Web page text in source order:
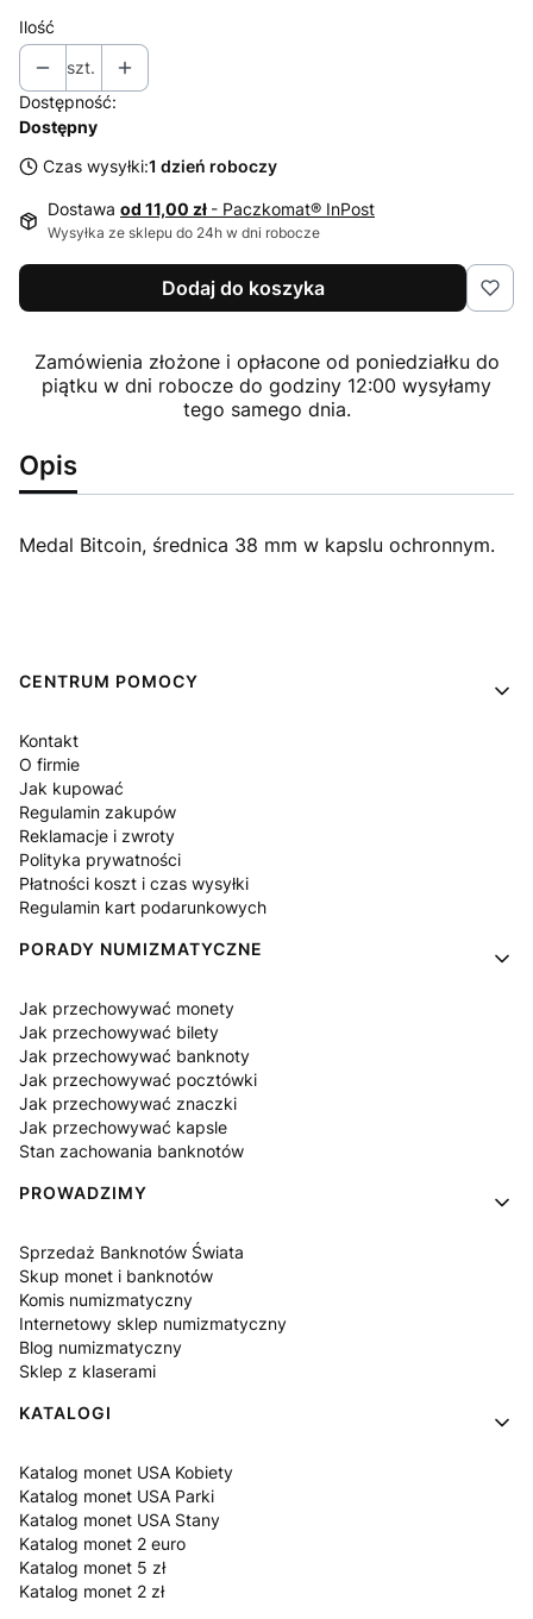
Ilość
szt.
Dostępność:
Dostępny
Czas wysyłki:1 dzień roboczy
Dostawa od 11,00 zł - Paczkomat® InPost
Wysyłka ze sklepu do 24h w dni robocze
Dodaj do koszyka
Zamówienia złożone i opłacone od poniedziałku do
piątku w dni robocze do godziny 12:00 wysyłamy
tego samego dnia.
Opis
Medal Bitcoin, średnica 38 mm w kapslu ochronnym.
Linki w stopce
CENTRUM POMOCY
Kontakt
O firmie
Jak kupować
Regulamin zakupów
Reklamacje i zwroty
Polityka prywatności
Płatności koszt i czas wysyłki
Regulamin kart podarunkowych
PORADY NUMIZMATYCZNE
Jak przechowywać monety
Jak przechowywać bilety
Jak przechowywać banknoty
Jak przechowywać pocztówki
Jak przechowywać znaczki
Jak przechowywać kapsle
Stan zachowania banknotów
PROWADZIMY
Sprzedaż Banknotów Świata
Skup monet i banknotów
Komis numizmatyczny
Internetowy sklep numizmatyczny
Blog numizmatyczny
Sklep z klaserami
KATALOGI
Katalog monet USA Kobiety
Katalog monet USA Parki
Katalog monet USA Stany
Katalog monet 2 euro
Katalog monet 5 zł
Katalog monet 2 zł